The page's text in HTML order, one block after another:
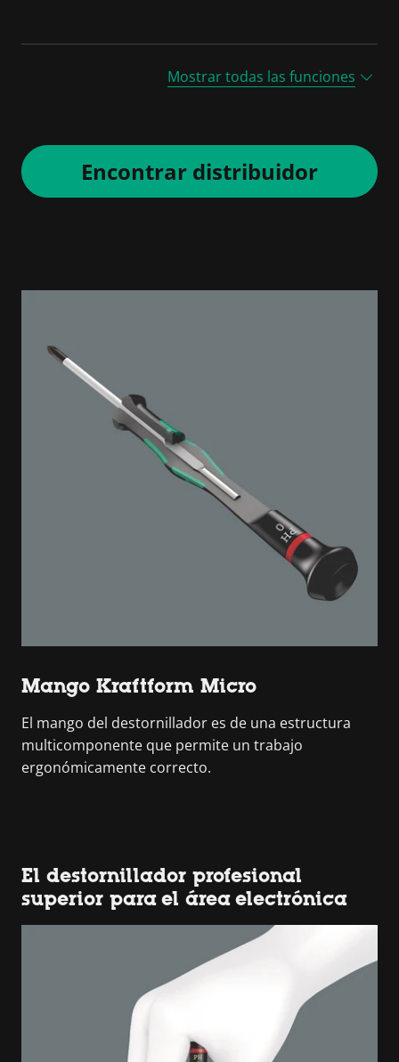
Mostrar todas las funciones
Encontrar distribuidor
Mango Kraftform Micro
El mango del destornillador es de una estructura
multicomponente que permite un trabajo
ergonómicamente correcto.
El destornillador profesional
superior para el área electrónica